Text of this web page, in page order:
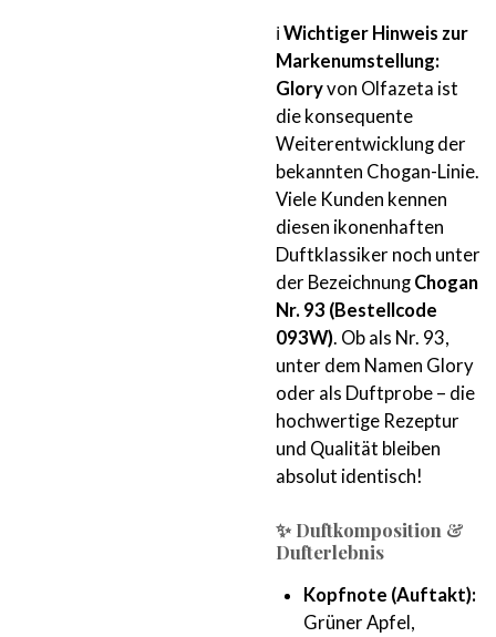
ℹ️ Wichtiger Hinweis zur
Markenumstellung:
Gloryvon Olfazeta ist
die konsequente
Weiterentwicklung der
bekannten Chogan-Linie.
Viele Kunden kennen
diesen ikonenhaften
Duftklassiker noch unter
der Bezeichnung Chogan
Nr. 93 (Bestellcode
093W). Ob als Nr. 93,
unter dem Namen Glory
oder als Duftprobe – die
hochwertige Rezeptur
und Qualität bleiben
absolut identisch!
✨ Duftkomposition &
Dufterlebnis
Kopfnote (Auftakt):
Grüner Apfel,